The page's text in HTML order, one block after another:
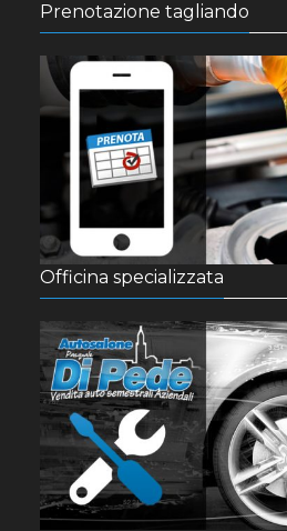
Prenotazione tagliando
Officina specializzata